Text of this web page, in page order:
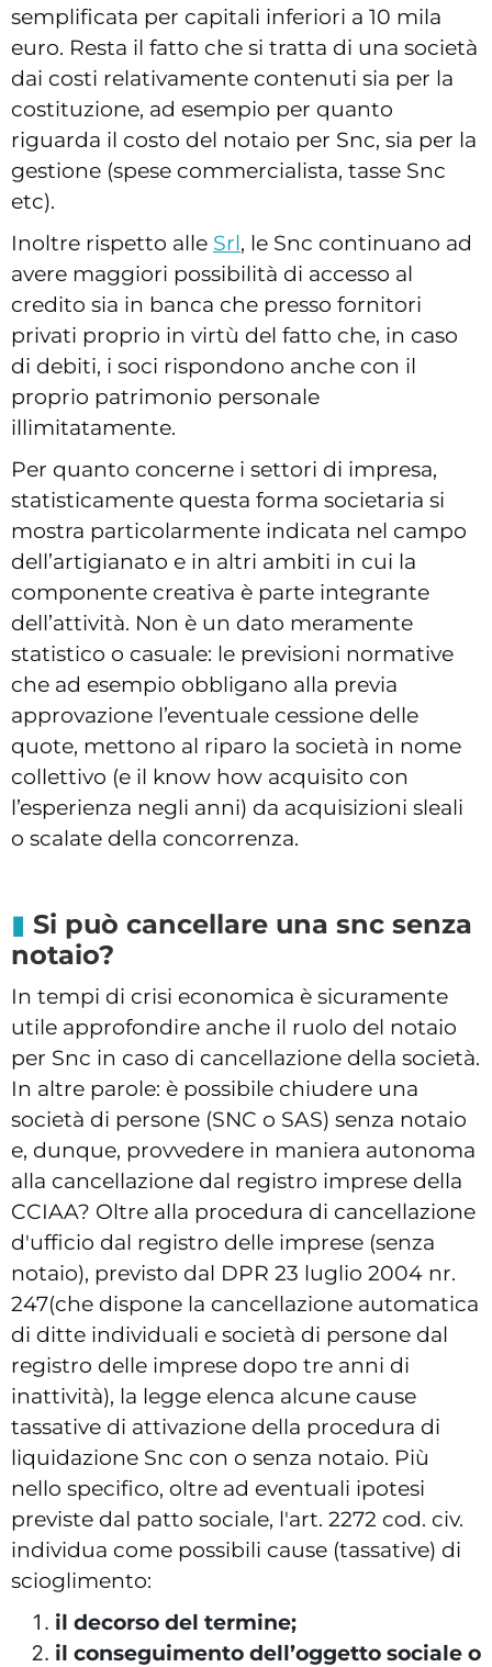
semplificata per capitali inferiori a 10 mila
euro. Resta il fatto che si tratta di una società
dai costi relativamente contenuti sia per la
costituzione, ad esempio per quanto
riguarda il costo del notaio per Snc, sia per la
gestione (spese commercialista, tasse Snc
etc).
Inoltre rispetto alle Srl, le Snc continuano ad
avere maggiori possibilità di accesso al
credito sia in banca che presso fornitori
privati proprio in virtù del fatto che, in caso
di debiti, i soci rispondono anche con il
proprio patrimonio personale
illimitatamente.
Per quanto concerne i settori di impresa,
statisticamente questa forma societaria si
mostra particolarmente indicata nel campo
dell’artigianato e in altri ambiti in cui la
componente creativa è parte integrante
dell’attività. Non è un dato meramente
statistico o casuale: le previsioni normative
che ad esempio obbligano alla previa
approvazione l’eventuale cessione delle
quote, mettono al riparo la società in nome
collettivo (e il know how acquisito con
l’esperienza negli anni) da acquisizioni sleali
o scalate della concorrenza.
Si può cancellare una snc senza
notaio?
In tempi di crisi economica è sicuramente
utile approfondire anche il ruolo del notaio
per Snc in caso di cancellazione della società.
In altre parole: è possibile chiudere una
società di persone (SNC o SAS) senza notaio
e, dunque, provvedere in maniera autonoma
alla cancellazione dal registro imprese della
CCIAA? Oltre alla procedura di cancellazione
d'ufficio dal registro delle imprese (senza
notaio), previsto dal DPR 23 luglio 2004 nr.
247(che dispone la cancellazione automatica
di ditte individuali e società di persone dal
registro delle imprese dopo tre anni di
inattività), la legge elenca alcune cause
tassative di attivazione della procedura di
liquidazione Snc con o senza notaio. Più
nello specifico, oltre ad eventuali ipotesi
previste dal patto sociale, l'art. 2272 cod. civ.
individua come possibili cause (tassative) di
scioglimento:
il decorso del termine;
il conseguimento dell’oggetto sociale o